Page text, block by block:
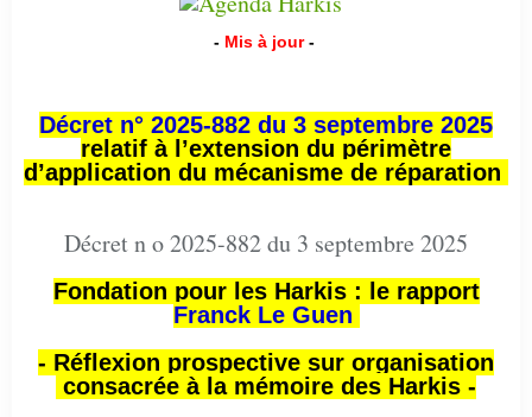
- Mis à jour -
Décret n° 2025-882 du 3 septembre 2025
relatif à l’extension du périmètre
d’application du mécanisme de réparation
Décret n o 2025-882 du 3 septembre 2025
Fondation pour les Harkis : le rapport
Franck Le Guen
- Réflexion prospective sur organisation
consacrée à la mémoire des Harkis -